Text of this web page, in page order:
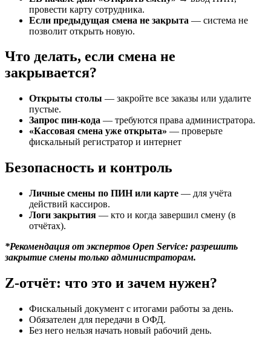
провести карту сотрудника.
Если предыдущая смена не закрыта — система не
позволит открыть новую.
Что делать, если смена не
закрывается?
Открыты столы — закройте все заказы или удалите
пустые.
Запрос пин-кода — требуются права администратора.
«Кассовая смена уже открыта» — проверьте
фискальный регистратор и интернет
Безопасность и контроль
Личные смены по ПИН или карте — для учёта
действий кассиров.
Логи закрытия — кто и когда завершил смену (в
отчётах).
*Рекомендация от экспертов Open Service: разрешить
закрытие смены только администраторам.
Z-отчёт: что это и зачем нужен?
Фискальный документ с итогами работы за день.
Обязателен для передачи в ОФД.
Без него нельзя начать новый рабочий день.